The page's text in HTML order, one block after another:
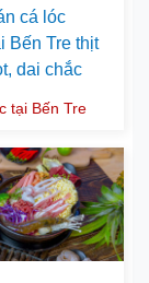
cá lóc
Bến Tre thịt
dai chắc
tại Bến Tre